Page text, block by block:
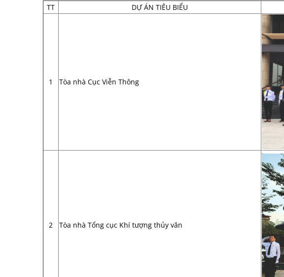
TT DỰ ÁN TIÊU BIỂU
1 Tòa nhà Cục Viễn Thông
2 Tòa nhà Tổng cục Khí tượng thủy văn